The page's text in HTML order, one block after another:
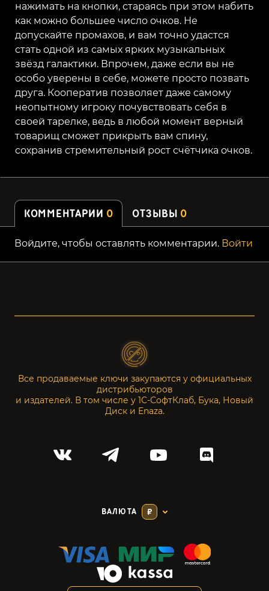
нажимать на кнопки, стараясь при этом набить
как можно большее число очков. Не
допускайте промахов, и вам точно удастся
стать одной из самых ярких музыкальных
звёзд галактики. Впрочем, даже если вы не
особо уверены в себе, можете просто позвать
друга. Кооператив позволяет даже самому
неопытному игроку почувствовать себя в
своей тарелке, ведь в любой момент верный
товарищ сможет прикрыть вам спину,
сохранив стремительный рост счётчика очков.
КОММЕНТАРИИ 0 ОТЗЫВЫ 0
Войдите, чтобы оставлять комментарии. Войти
Все продаваемые ключи закупаются у официальных
дистрибьюторов
и издателей. В том числе у 1С-СофтКлаб, Бука, Новый
Диск и Enaza.
ВАЛЮТА ₽